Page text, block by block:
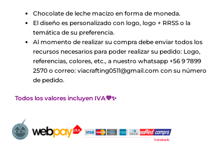
Chocolate de leche macizo en forma de moneda.
El diseño es personalizado con logo, logo + RRSS o la
temática de su preferencia.
Al momento de realizar su compra debe enviar todos los
recursos necesarios para poder realizar su pedido: Logo,
referencias, colores, etc., a nuestro whatsapp +56 9 7899
2570 o correo: viacrafting0511@gmail.com con su número
de pedido.
Todos los valores incluyen IVA💜✨